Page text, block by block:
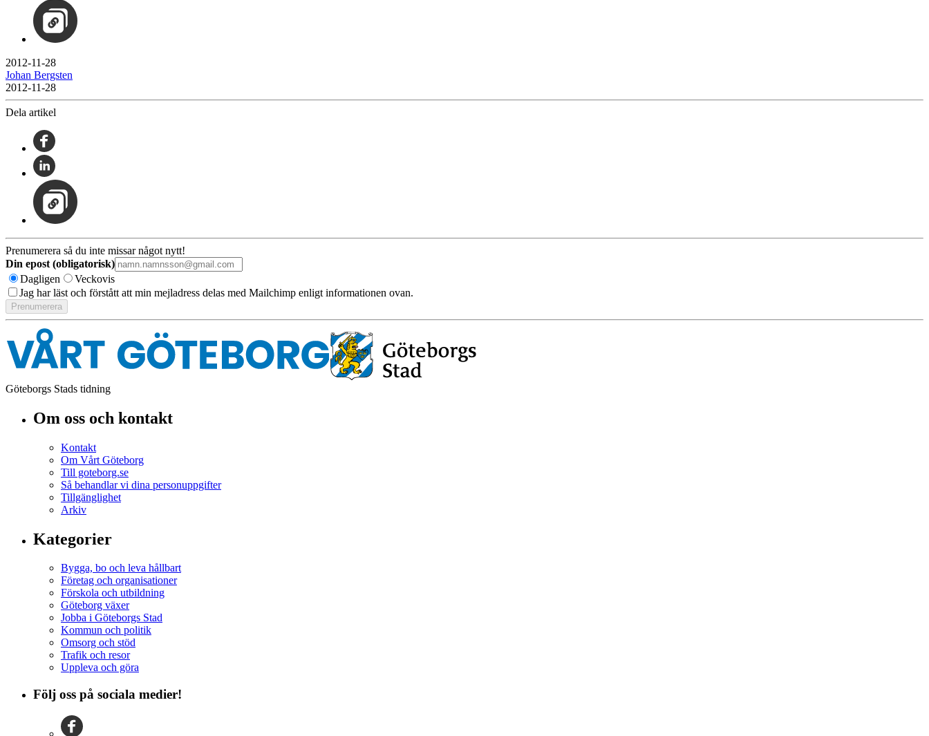
2012-11-28
Johan Bergsten
2012-11-28
Dela artikel
Prenumerera så du inte missar något nytt!
Din epost (obligatorisk)
Dagligen
Veckovis
Jag har läst och förstått att min mejladress delas med Mailchimp enligt informationen ovan.
Göteborgs Stads tidning
Om oss och kontakt
Kontakt
Om Vårt Göteborg
Till goteborg.se
Så behandlar vi dina personuppgifter
Tillgänglighet
Arkiv
Kategorier
Bygga, bo och leva hållbart
Företag och organisationer
Förskola och utbildning
Göteborg växer
Jobba i Göteborgs Stad
Kommun och politik
Omsorg och stöd
Trafik och resor
Uppleva och göra
Följ oss på sociala medier!